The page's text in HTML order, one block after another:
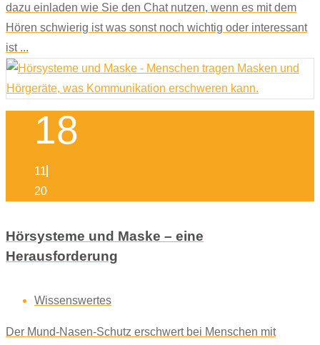
dazu einladen wie Sie den Chat nutzen, wenn es mit dem
Hören schwierig ist was sonst noch wichtig oder interessant
ist ...
18
11
20
Hörsysteme und Maske – eine
Herausforderung
Wissenswertes
Der Mund-Nasen-Schutz erschwert bei Menschen mit